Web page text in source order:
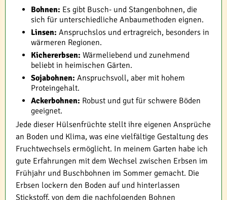
Bohnen: Es gibt Busch- und Stangenbohnen, die
sich für unterschiedliche Anbaumethoden eignen.
Linsen: Anspruchslos und ertragreich, besonders in
wärmeren Regionen.
Kichererbsen: Wärmeliebend und zunehmend
beliebt in heimischen Gärten.
Sojabohnen: Anspruchsvoll, aber mit hohem
Proteingehalt.
Ackerbohnen: Robust und gut für schwere Böden
geeignet.
Jede dieser Hülsenfrüchte stellt ihre eigenen Ansprüche
an Boden und Klima, was eine vielfältige Gestaltung des
Fruchtwechsels ermöglicht. In meinem Garten habe ich
gute Erfahrungen mit dem Wechsel zwischen Erbsen im
Frühjahr und Buschbohnen im Sommer gemacht. Die
Erbsen lockern den Boden auf und hinterlassen
Stickstoff, von dem die nachfolgenden Bohnen